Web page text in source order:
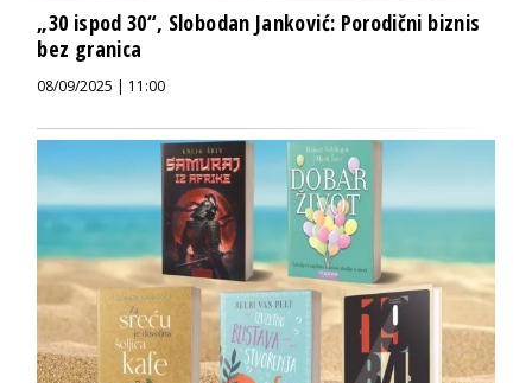
„30 ispod 30“, Slobodan Janković: Porodični biznis
bez granica
08/09/2025 | 11:00